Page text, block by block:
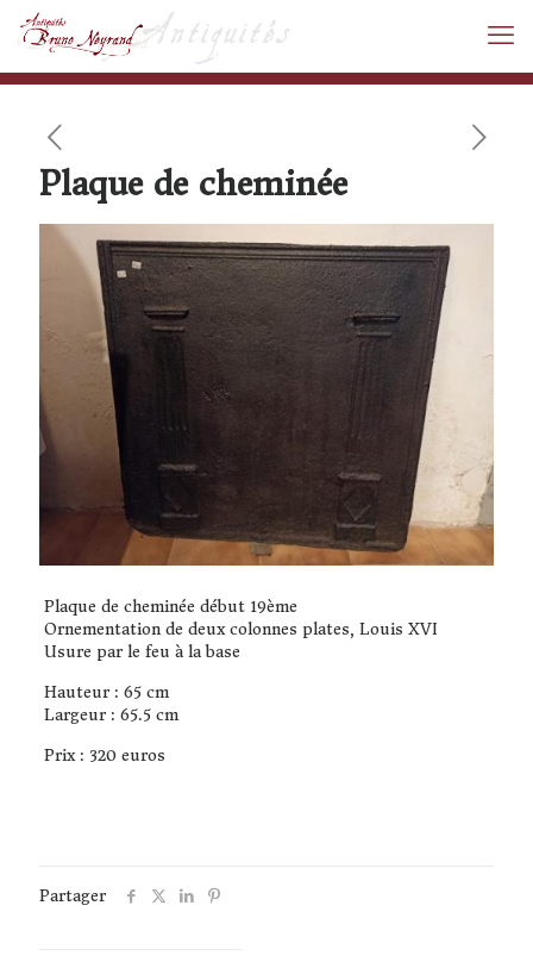
Plaque de cheminée
Plaque de cheminée début 19ème
Ornementation de deux colonnes plates, Louis XVI
Usure par le feu à la base
Hauteur : 65 cm
Largeur : 65.5 cm
Prix : 320 euros
Partager